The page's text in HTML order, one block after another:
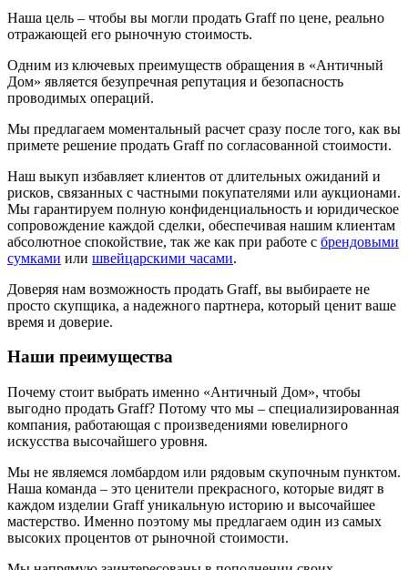
Наша цель – чтобы вы могли продать Graff по цене, реально
отражающей его рыночную стоимость.
Одним из ключевых преимуществ обращения в «Античный
Дом» является безупречная репутация и безопасность
проводимых операций.
Мы предлагаем моментальный расчет сразу после того, как вы
примете решение продать Graff по согласованной стоимости.
Наш выкуп избавляет клиентов от длительных ожиданий и
рисков, связанных с частными покупателями или аукционами.
Мы гарантируем полную конфиденциальность и юридическое
сопровождение каждой сделки, обеспечивая нашим клиентам
абсолютное спокойствие, так же как при работе с брендовыми
сумками или швейцарскими часами.
Доверяя нам возможность продать Graff, вы выбираете не
просто скупщика, а надежного партнера, который ценит ваше
время и доверие.
Наши преимущества
Почему стоит выбрать именно «Античный Дом», чтобы
выгодно продать Graff? Потому что мы – специализированная
компания, работающая с произведениями ювелирного
искусства высочайшего уровня.
Мы не являемся ломбардом или рядовым скупочным пунктом.
Наша команда – это ценители прекрасного, которые видят в
каждом изделии Graff уникальную историю и высочайшее
мастерство. Именно поэтому мы предлагаем один из самых
высоких процентов от рыночной стоимости.